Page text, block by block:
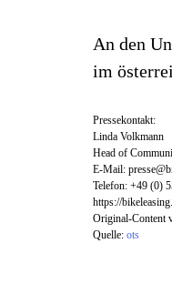
An den
im
Pressekontakt:
Linda Volkmann
Head of
E-Mail:
Telefon: +49 (0)
https://
Original-Content
Quelle: ots